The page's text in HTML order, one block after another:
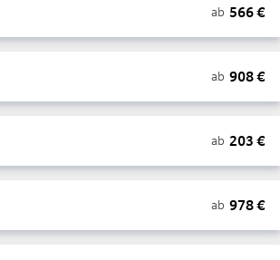
ab 566€
ab 908€
ab 203 €
ab 978€